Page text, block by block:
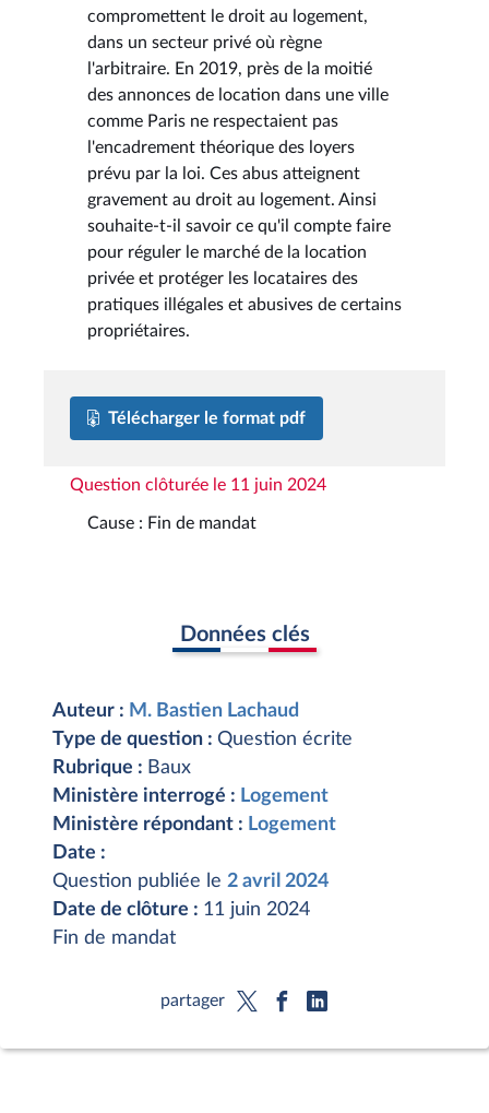
compromettent le droit au logement,
dans un secteur privé où règne
l'arbitraire. En 2019, près de la moitié
des annonces de location dans une ville
comme Paris ne respectaient pas
l'encadrement théorique des loyers
prévu par la loi. Ces abus atteignent
gravement au droit au logement. Ainsi
souhaite-t-il savoir ce qu'il compte faire
pour réguler le marché de la location
privée et protéger les locataires des
pratiques illégales et abusives de certains
propriétaires.
Télécharger le format pdf
Question clôturée le 11 juin 2024
Cause : Fin de mandat
Données clés
Auteur : M. Bastien Lachaud
Type de question : Question écrite
Rubrique : Baux
Ministère interrogé : Logement
Ministère répondant : Logement
Date :
Question publiée le 2 avril 2024
Date de clôture : 11 juin 2024
Fin de mandat
partager